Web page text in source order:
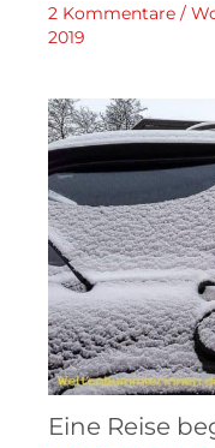
2 Kommentare /
2019
Eine Reise